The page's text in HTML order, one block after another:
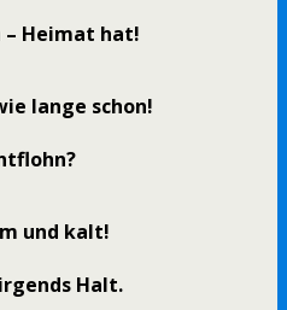
Heimat hat!
lange schon!
und kalt!
Halt.